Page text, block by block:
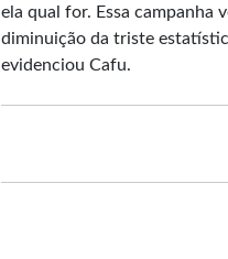
ela qual for. Essa campanha
diminuição da triste
evidenciou Cafu.